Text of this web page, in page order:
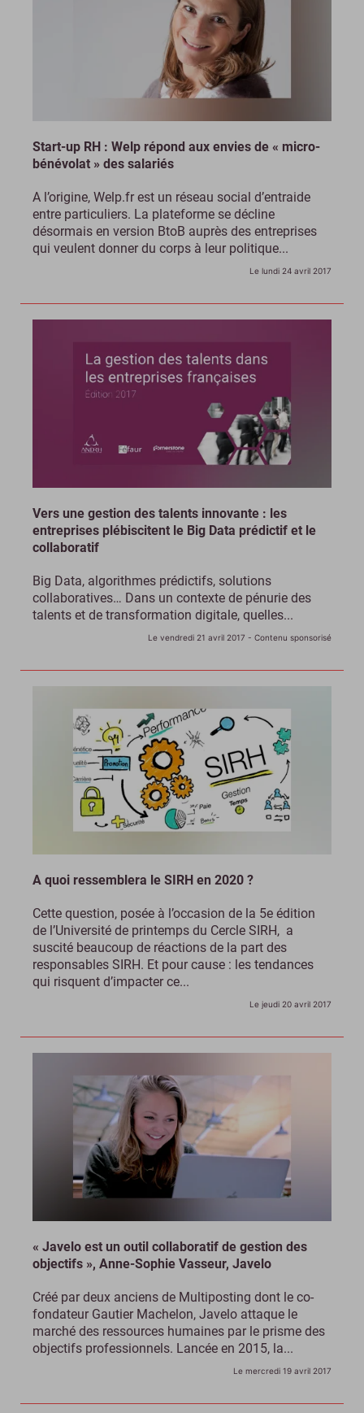
Start-up RH : Welp répond aux envies de « micro-
bénévolat » des salariés
A l’origine, Welp.fr est un réseau social d’entraide
entre particuliers. La plateforme se décline
désormais en version BtoB auprès des entreprises
qui veulent donner du corps à leur politique...
Le lundi 24 avril 2017
Vers une gestion des talents innovante : les
entreprises plébiscitent le Big Data prédictif et le
collaboratif
Big Data, algorithmes prédictifs, solutions
collaboratives… Dans un contexte de pénurie des
talents et de transformation digitale, quelles...
Le vendredi 21 avril 2017 - Contenu sponsorisé
A quoi ressemblera le SIRH en 2020 ?
Cette question, posée à l’occasion de la 5e édition
de l’Université de printemps du Cercle SIRH, a
suscité beaucoup de réactions de la part des
responsables SIRH. Et pour cause : les tendances
qui risquent d’impacter ce...
Le jeudi 20 avril 2017
« Javelo est un outil collaboratif de gestion des
objectifs », Anne-Sophie Vasseur, Javelo
Créé par deux anciens de Multiposting dont le co-
fondateur Gautier Machelon, Javelo attaque le
marché des ressources humaines par le prisme des
objectifs professionnels. Lancée en 2015, la...
Le mercredi 19 avril 2017